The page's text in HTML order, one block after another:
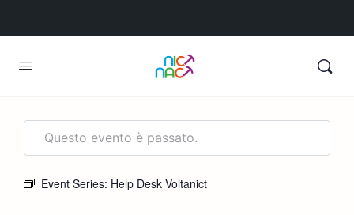
Questo evento è passato.
Event Series: Help Desk Voltanict